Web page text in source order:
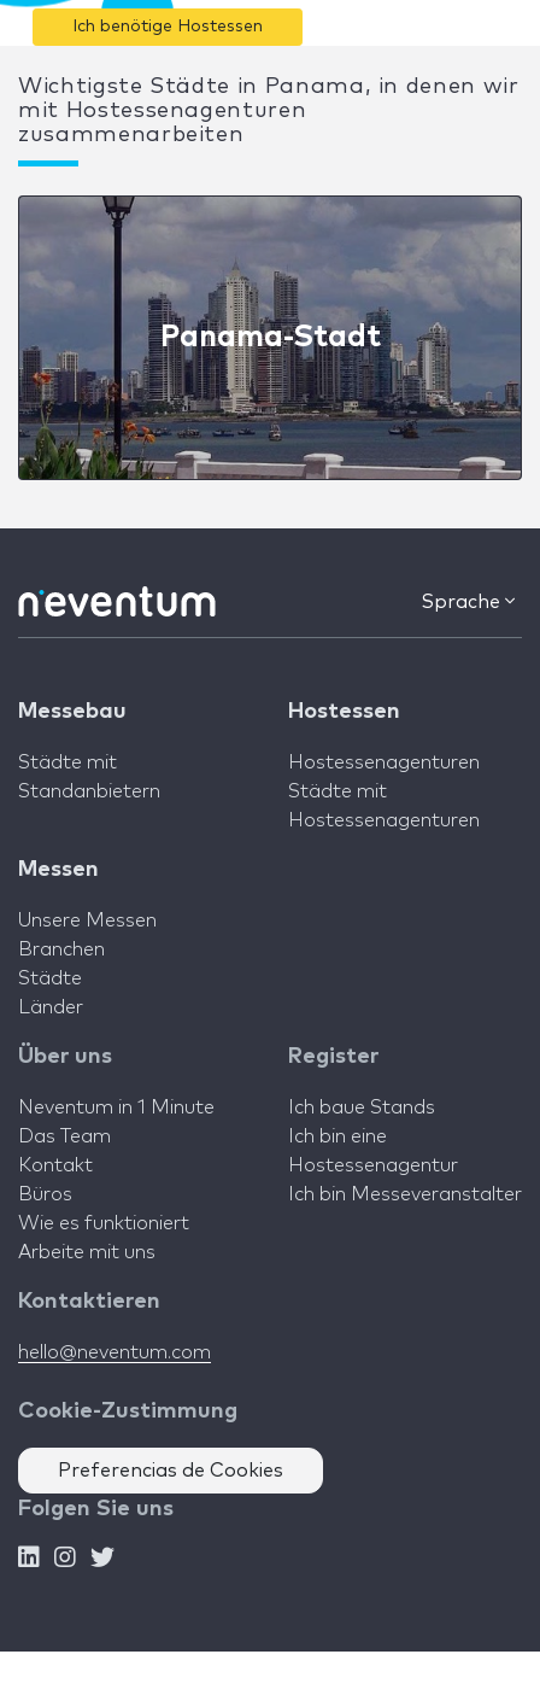
Ich benötige Hostessen
Wichtigste Städte in Panama, in denen wir
mit Hostessenagenturen
zusammenarbeiten
Panama-Stadt
Sprache
Messebau
Städte mit
Standanbietern
Hostessen
Hostessenagenturen
Städte mit
Hostessenagenturen
Messen
Unsere Messen
Branchen
Städte
Länder
Über uns
Neventum in 1 Minute
Das Team
Kontakt
Büros
Wie es funktioniert
Arbeite mit uns
Register
Ich baue Stands
Ich bin eine
Hostessenagentur
Ich bin Messeveranstalter
Kontaktieren
hello@neventum.com
Cookie-Zustimmung
Preferencias de Cookies
Folgen Sie uns